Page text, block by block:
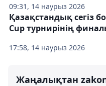
09:31, 14 наурыз 2026
17:58, 14 наурыз 2026
Қазақстандық сегіз
Cup турнирінің
Жаңалықтан